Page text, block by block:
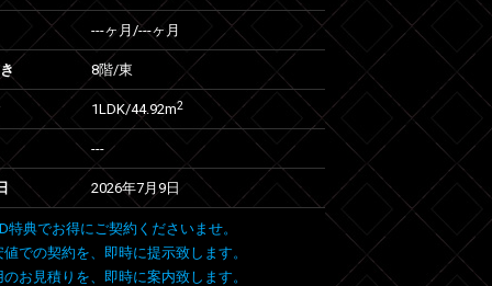
---ヶ月 /---ヶ月
8階/東
1LDK/44.92m2
---
2026年7月9日
特典でお得にご契約くださいませ。
での契約を、即時に提示致します。
お見積りを、即時に案内致します。